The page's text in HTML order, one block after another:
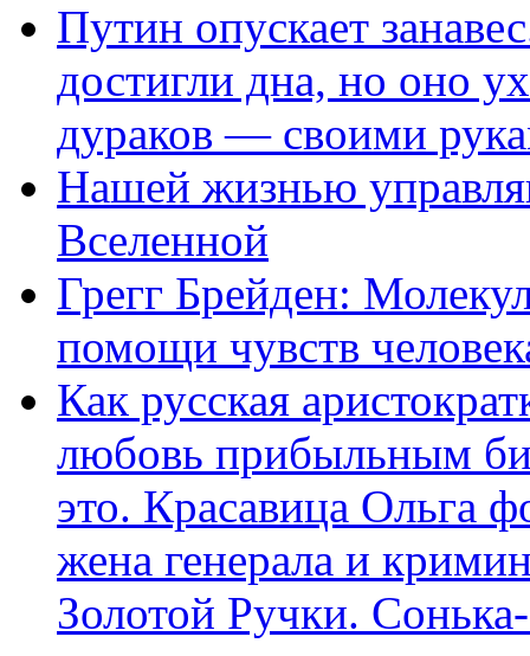
Путин опускает
достигли дна, но оно
дураков — своими
Нашей жизнью
Вселенной
Грегг Брейден:
помощи чувств
Как русская
любовь прибыльным
это. Красавица Ольга
жена генерала и
Золотой Ручки.